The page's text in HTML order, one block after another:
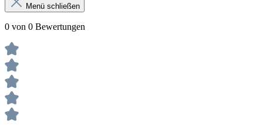
Menü schließen
0 von 0 Bewertungen